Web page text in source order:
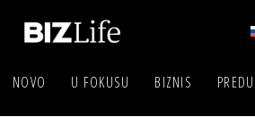
NOVO U FOKUSU BIZNIS